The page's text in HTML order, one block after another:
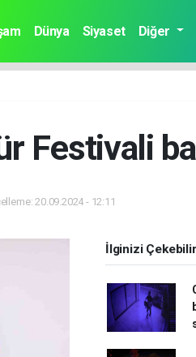
Dünya Siyaset Diğer
Festivali
20.09.2024 - 12:11
İlginizi Çekebilir